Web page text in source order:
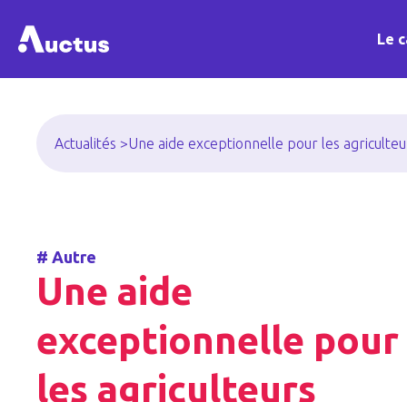
Le
Actualités >Une aide exceptionnelle pour les
# Autre
Une aide
exceptionnelle pour
les agriculteurs